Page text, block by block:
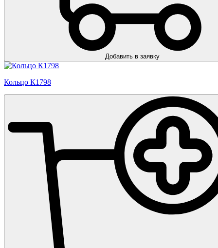
Добавить в заявку
Кольцо К1798